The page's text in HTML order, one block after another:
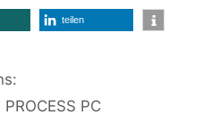
teilen
PC